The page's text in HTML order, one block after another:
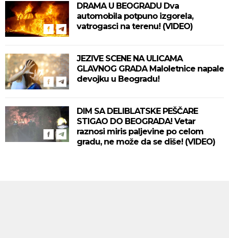
DRAMA U BEOGRADU Dva
automobila potpuno izgorela,
vatrogasci na terenu! (VIDEO)
JEZIVE SCENE NA ULICAMA
GLAVNOG GRADA Maloletnice napale
devojku u Beogradu!
DIM SA DELIBLATSKE PEŠČARE
STIGAO DO BEOGRADA! Vetar
raznosi miris paljevine po celom
gradu, ne može da se diše! (VIDEO)